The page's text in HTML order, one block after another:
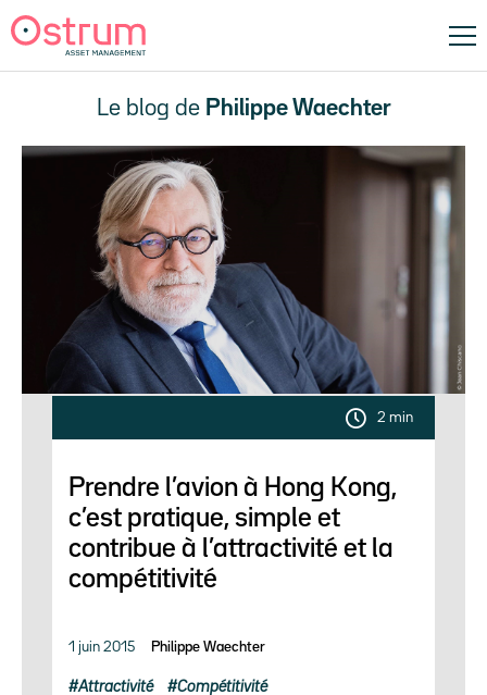
Le blog de Philippe Waechter
2 min
Prendre l’avion à Hong Kong,
c’est pratique, simple et
contribue à l’attractivité et la
compétitivité
1 juin 2015 Philippe Waechter
Attractivité Compétitivité